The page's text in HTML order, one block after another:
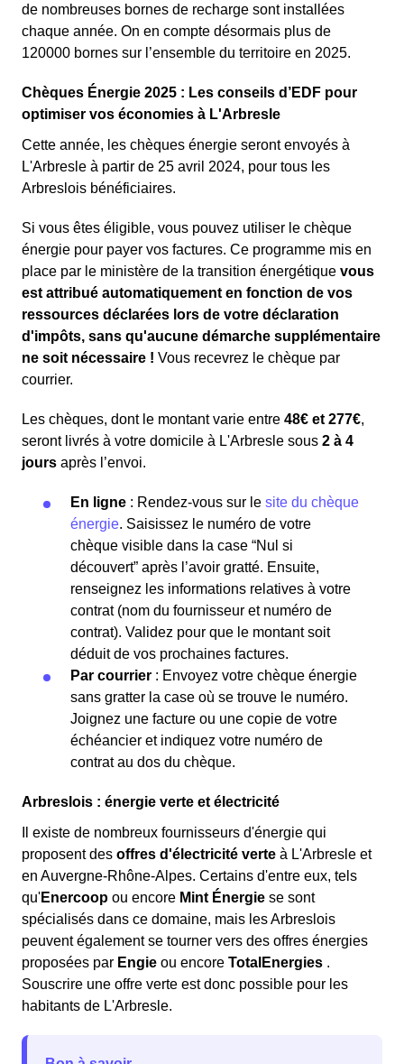
de nombreuses bornes de recharge sont installées
chaque année. On en compte désormais plus de
120000 bornes sur l’ensemble du territoire en 2025.
Chèques Énergie 2025 : Les conseils d’EDF pour
optimiser vos économies à L'Arbresle
Cette année, les chèques énergie seront envoyés à
L'Arbresle à partir de 25 avril 2024, pour tous les
Arbreslois bénéficiaires.
Si vous êtes éligible, vous pouvez utiliser le chèque
énergie pour payer vos factures. Ce programme mis en
place par le ministère de la transition énergétique vous
est attribué automatiquement en fonction de vos
ressources déclarées lors de votre déclaration
d'impôts, sans qu'aucune démarche supplémentaire
ne soit nécessaire ! Vous recevrez le chèque par
courrier.
Les chèques, dont le montant varie entre 48€ et 277€,
seront livrés à votre domicile à L'Arbresle sous 2 à 4
jours après l’envoi.
En ligne : Rendez-vous sur le site du chèque
énergie. Saisissez le numéro de votre
chèque visible dans la case “Nul si
découvert” après l’avoir gratté. Ensuite,
renseignez les informations relatives à votre
contrat (nom du fournisseur et numéro de
contrat). Validez pour que le montant soit
déduit de vos prochaines factures.
Par courrier : Envoyez votre chèque énergie
sans gratter la case où se trouve le numéro.
Joignez une facture ou une copie de votre
échéancier et indiquez votre numéro de
contrat au dos du chèque.
Arbreslois : énergie verte et électricité
Il existe de nombreux fournisseurs d'énergie qui
proposent des offres d'électricité verte à L'Arbresle et
en Auvergne-Rhône-Alpes. Certains d'entre eux, tels
qu'Enercoop ou encore Mint Énergie se sont
spécialisés dans ce domaine, mais les Arbreslois
peuvent également se tourner vers des offres énergies
proposées par Engie ou encore TotalEnergies .
Souscrire une offre verte est donc possible pour les
habitants de L'Arbresle.